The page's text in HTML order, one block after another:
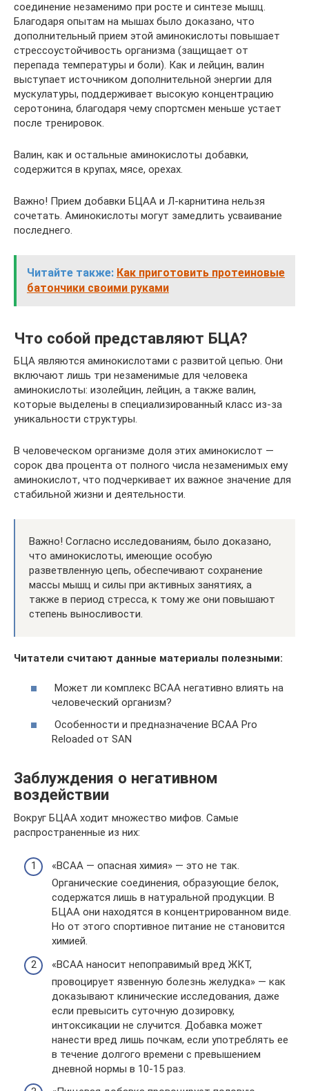
соединение незаменимо при росте и синтезе мышц.
Благодаря опытам на мышах было доказано, что
дополнительный прием этой аминокислоты повышает
стрессоустойчивость организма (защищает от
перепада температуры и боли). Как и лейцин, валин
выступает источником дополнительной энергии для
мускулатуры, поддерживает высокую концентрацию
серотонина, благодаря чему спортсмен меньше устает
после тренировок.
Валин, как и остальные аминокислоты добавки,
содержится в крупах, мясе, орехах.
Важно! Прием добавки БЦАА и Л-карнитина нельзя
сочетать. Аминокислоты могут замедлить усваивание
последнего.
Читайте также: Как приготовить протеиновые
батончики своими руками
Что собой представляют БЦА?
БЦА являются аминокислотами с развитой цепью. Они
включают лишь три незаменимые для человека
аминокислоты: изолейцин, лейцин, а также валин,
которые выделены в специализированный класс из-за
уникальности структуры.
В человеческом организме доля этих аминокислот —
сорок два процента от полного числа незаменимых ему
аминокислот, что подчеркивает их важное значение для
стабильной жизни и деятельности.
Важно! Согласно исследованиям, было доказано,
что аминокислоты, имеющие особую
разветвленную цепь, обеспечивают сохранение
массы мышц и силы при активных занятиях, а
также в период стресса, к тому же они повышают
степень выносливости.
Читатели считают данные материалы полезными:
Может ли комплекс BCAA негативно влиять на
человеческий организм?
Особенности и предназначение BCAA Pro
Reloaded от SAN
Заблуждения о негативном
воздействии
Вокруг БЦАА ходит множество мифов. Самые
распространенные из них:
«BCAA — опасная химия» — это не так.
Органические соединения, образующие белок,
содержатся лишь в натуральной продукции. В
БЦАА они находятся в концентрированном виде.
Но от этого спортивное питание не становится
химией.
«BCAA наносит непоправимый вред ЖКТ,
провоцирует язвенную болезнь желудка» — как
доказывают клинические исследования, даже
если превысить суточную дозировку,
интоксикации не случится. Добавка может
нанести вред лишь почкам, если употреблять ее
в течение долгого времени с превышением
дневной нормы в 10-15 раз.